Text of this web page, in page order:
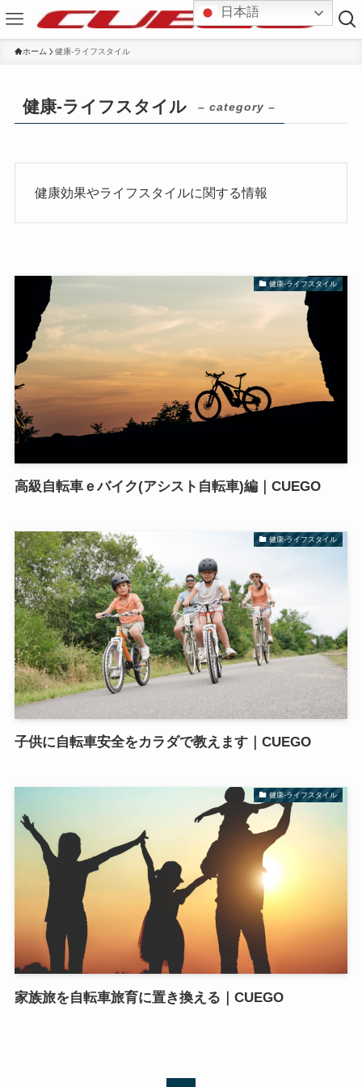
ホーム 健康-ライフスタイル
健康-ライフスタイル – category –
健康効果やライフスタイルに関する情報
健康-ライフスタイル
高級自転車ｅバイク(アシスト自転車)編｜CUEGO
健康-ライフスタイル
子供に自転車安全をカラダで教えます｜CUEGO
健康-ライフスタイル
家族旅を自転車旅育に置き換える｜CUEGO
日本語